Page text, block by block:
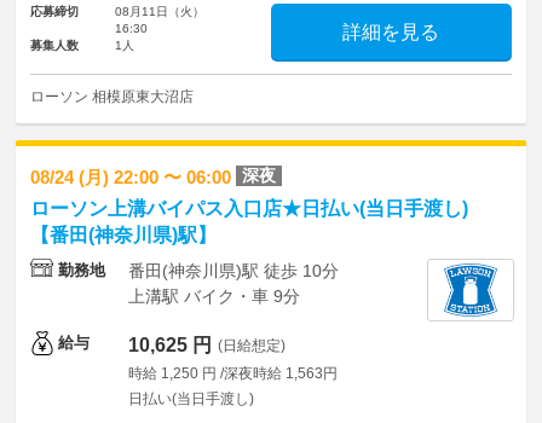
応募締切
08月11日（火）
16:30
募集人数
1人
詳細を見る
ローソン 相模原東大沼店
08/24 (月) 22:00 〜 06:00 深夜
ローソン上溝バイパス入口店★日払い(当日手渡し)
【番田(神奈川県)駅】
勤務地
番田(神奈川県)駅 徒歩 10分
上溝駅 バイク・車 9分
給与 10,625 円 (日給想定)
時給 1,250 円 /深夜時給 1,563円
日払い(当日手渡し)